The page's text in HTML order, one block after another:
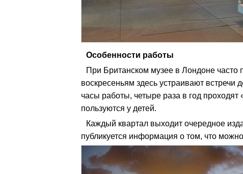
Особенности работы
При Британском музее в Лондоне часто
воскресеньям здесь устраивают встречи
часы работы, четыре раза в год
пользуются у детей.
Каждый квартал выходит очередное
публикуется информация о том, что